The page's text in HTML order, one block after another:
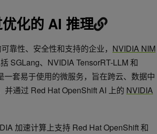
化的 AI 推理
靠性、安全性和支持的企业， NVIDIA NIM
SGLang、NVIDIA TensorRT-LLM 和
一套易于使用的微服务，旨在跨云、数据中
通过 Red Hat OpenShift AI 上的 NVIDIA
加速计算上支持 Red Hat OpenShift 和